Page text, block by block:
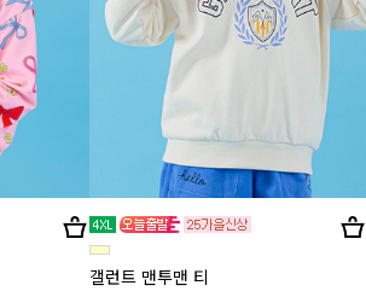
갤런트 맨투맨 티